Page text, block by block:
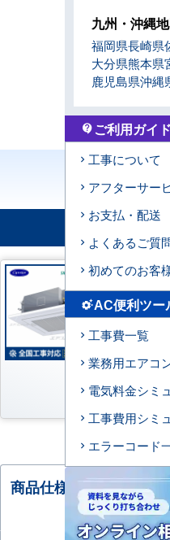
（旧：東
マートエ
向 2.3馬
200V
AC特別価格
商品仕様・比較される
商品
九州・沖縄
福岡県長崎県
大分県熊本県
鹿児島県沖縄
contact_support ご利用ガイド
工事について
アフターサー
お支払・配送
よくあるご質
初めてのお客
settings_suggestAC便利ツー
工事費一覧
業務用エアコ
電気料金シミ
工事費用シミ
エラーコード